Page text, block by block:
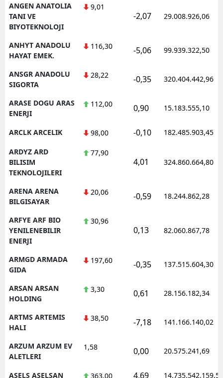
ANGEN ANATOLIA
TANI VE
BIYOTEKNOLOJI
9,01
-2,07 29.008.926,06
ANHYT ANADOLU
HAYAT EMEK.
116,30 -5,06 99.939.322,50
ANSGR ANADOLU
SIGORTA
28,22 -0,35 320.404.442,96
ARASE DOGU ARAS
ENERJI
112,00 0,90 15.183.555,10
ARCLK ARCELIK 98,00 -0,10 182.485.903,45
ARDYZ ARD
BILISIM
TEKNOLOJILERI
77,90
4,01 324.860.664,80
ARENA ARENA
BILGISAYAR
20,06 -0,59 18.244.862,28
ARFYE ARF BIO
YENILENEBILIR
ENERJI
30,96
0,13 82.060.867,78
ARMGD ARMADA
GIDA
197,60 -0,35 137.515.604,30
ARSAN ARSAN
HOLDING
3,30 0,61 28.156.182,34
ARTMS ARTEMIS
HALI
38,50 -7,18 141.166.140,02
ARZUM ARZUM EV
ALETLERI
1,58 0,00 20.575.241,69
ASELS ASELSAN 363,00 4,69 14.735.542.159,50